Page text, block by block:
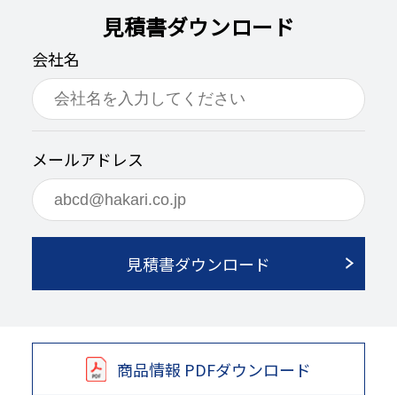
見積書ダウンロード
会社名
メールアドレス
見積書ダウンロード
商品情報 PDFダウンロード